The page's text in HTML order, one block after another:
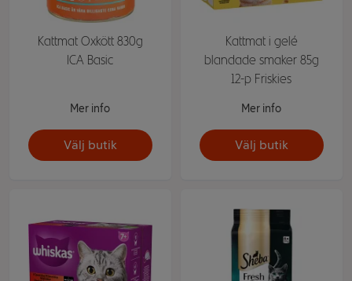
Kattmat Oxkött 830g
ICA Basic
Mer info
Välj butik
Kattmat i gelé
blandade smaker 85g
12-p Friskies
Mer info
Välj butik